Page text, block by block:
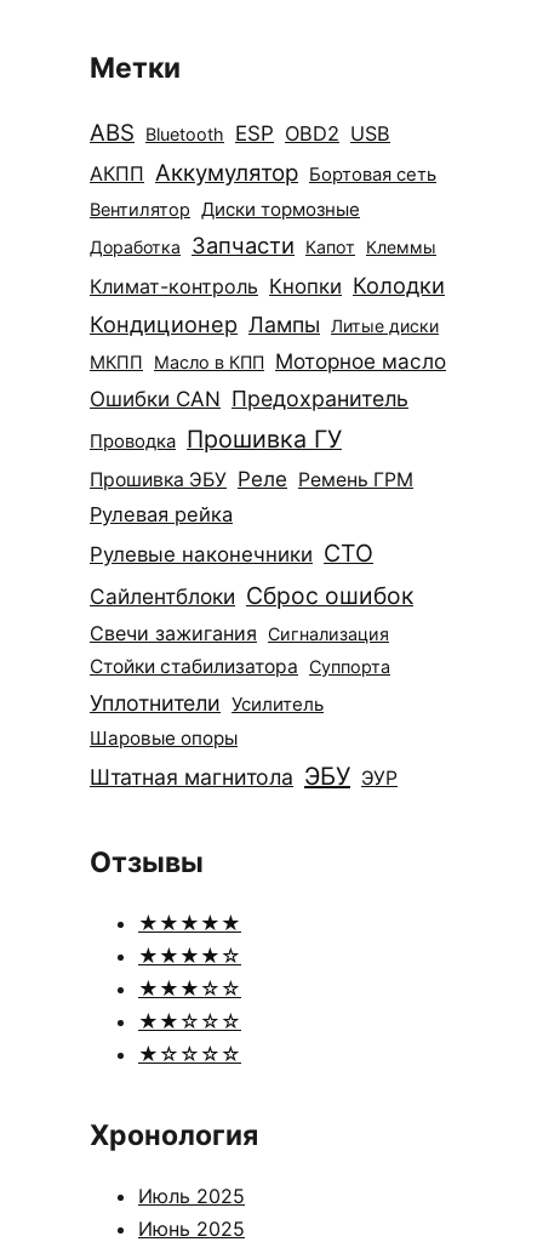
Метки
ABS Bluetooth ESP OBD2 USB
АКПП Аккумулятор Бортовая сеть
Вентилятор Диски тормозные
Доработка Запчасти Капот Клеммы
Климат-контроль Кнопки Колодки
Кондиционер Лампы Литые диски
МКПП Масло в КПП
Моторное масло
Ошибки CAN Предохранитель
Проводка Прошивка ГУ
Прошивка ЭБУ Реле Ремень ГРМ
Рулевая рейка
Рулевые наконечники СТО
Сайлентблоки Сброс ошибок
Свечи зажигания Сигнализация
Стойки стабилизатора Суппорта
Уплотнители Усилитель
Шаровые опоры
Штатная магнитола ЭБУ ЭУР
Отзывы
★★★★★
★★★★☆
★★★☆☆
★★☆☆☆
★☆☆☆☆
Хронология
Июль 2025
Июнь 2025